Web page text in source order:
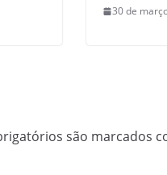
30 de
são marcados